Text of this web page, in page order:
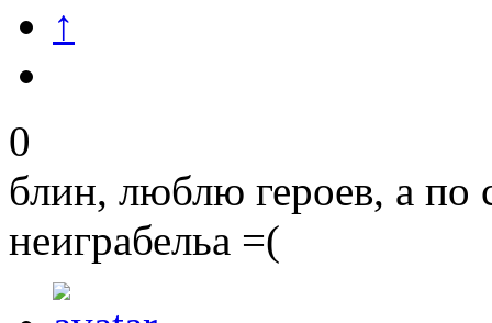
↑
0
блин, люблю героев, а
неиграбельа =(